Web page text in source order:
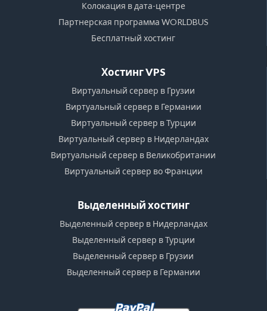
Колокация в дата-центре
Партнерская программа WORLDBUS
Бесплатный хостинг
Хостинг VPS
Виртуальный сервер в Грузии
Виртуальный сервер в Германии
Виртуальный сервер в Турции
Виртуальный сервер в Нидерландах
Виртуальный сервер в Великобритании
Виртуальный сервер во Франции
Выделенный хостинг
Выделенный сервер в Нидерландах
Выделенный сервер в Турции
Выделенный сервер в Грузии
Выделенный сервер в Германии